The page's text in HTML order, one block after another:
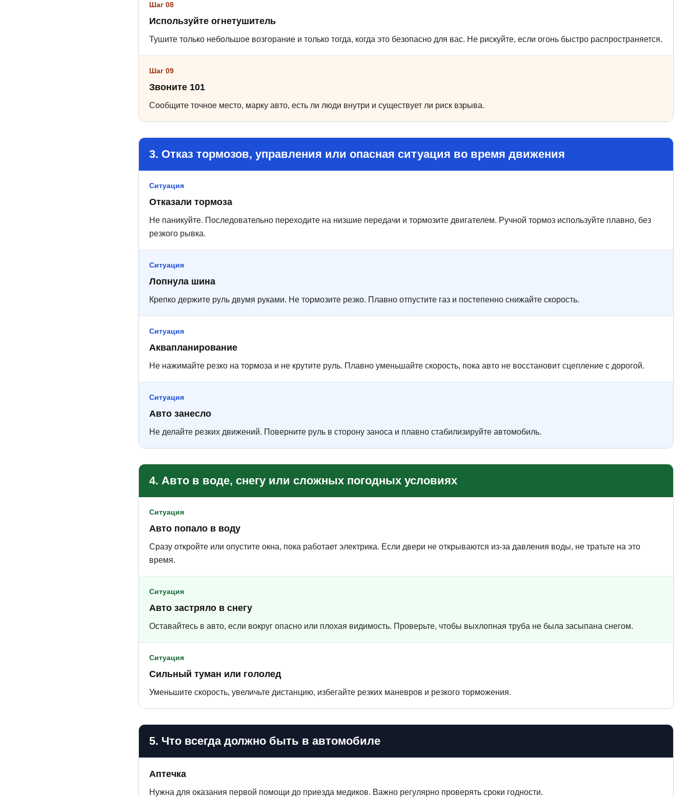
Шаг 08
Используйте огнетушитель
Тушите только небольшое возгорание и только тогда, когда это безопасно для вас. Не рискуйте, если огонь быстро распространяется.
Шаг 09
Звоните 101
Сообщите точное место, марку авто, есть ли люди внутри и существует ли риск взрыва.
3. Отказ тормозов, управления или опасная ситуация во время движения
Ситуация
Отказали тормоза
Не паникуйте. Последовательно переходите на низшие передачи и тормозите двигателем. Ручной тормоз используйте плавно, без
резкого рывка.
Ситуация
Лопнула шина
Крепко держите руль двумя руками. Не тормозите резко. Плавно отпустите газ и постепенно снижайте скорость.
Ситуация
Аквапланирование
Не нажимайте резко на тормоза и не крутите руль. Плавно уменьшайте скорость, пока авто не восстановит сцепление с дорогой.
Ситуация
Авто занесло
Не делайте резких движений. Поверните руль в сторону заноса и плавно стабилизируйте автомобиль.
4. Авто в воде, снегу или сложных погодных условиях
Ситуация
Авто попало в воду
Сразу откройте или опустите окна, пока работает электрика. Если двери не открываются из-за давления воды, не тратьте на это
время.
Ситуация
Авто застряло в снегу
Оставайтесь в авто, если вокруг опасно или плохая видимость. Проверьте, чтобы выхлопная труба не была засыпана снегом.
Ситуация
Сильный туман или гололед
Уменьшите скорость, увеличьте дистанцию, избегайте резких маневров и резкого торможения.
5. Что всегда должно быть в автомобиле
Аптечка
Нужна для оказания первой помощи до приезда медиков. Важно регулярно проверять сроки годности.